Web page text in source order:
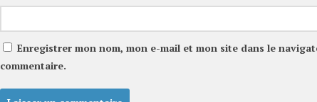
Enregistrer mon nom, mon e-mail et mon site dans le
commentaire.